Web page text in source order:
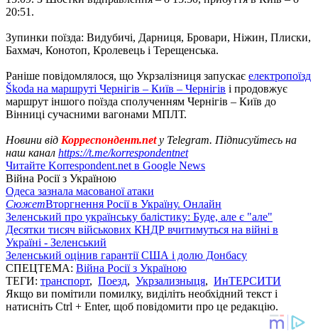
20:51.
Зупинки поїзда: Видубичі, Дарниця, Бровари, Ніжин, Плиски,
Бахмач, Конотоп, Кролевець і Терещенська.
Раніше повідомлялося, що Укрзалізниця запускає електропоїзд
Škoda на маршруті Чернігів – Київ – Чернігів і продовжує
маршрут іншого поїзда сполученням Чернігів – Київ до
Вінниці сучасними вагонами МПЛТ.
Новини від Корреспондент.netу Telegram. Підписуйтесь на
наш канал https://t.me/korrespondentnet
Читайте Korrespondent.net в Google News
Війна Росії з Україною
Одеса зазнала масованої атаки
СюжетВторгнення Росії в Україну. Онлайн
Зеленський про українську балістику: Буде, але є "але"
Десятки тисяч військових КНДР вчитимуться на війні в
Україні - Зеленський
Зеленський оцінив гарантії США і долю Донбасу
СПЕЦТЕМА: Війна Росії з Україною
ТЕГИ: транспорт, Поезд, Укрзализныця, ИнТЕРСИТИ
Якщо ви помітили помилку, виділіть необхідний текст і
натисніть Ctrl + Enter, щоб повідомити про це редакцію.